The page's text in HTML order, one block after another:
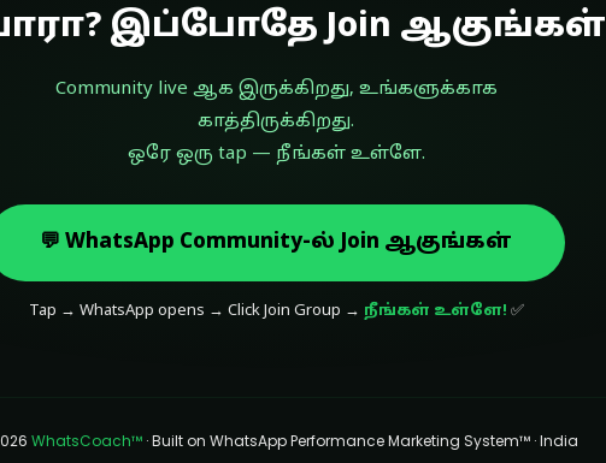
இப்போதே Join ஆகுங்கள்
Community live ஆக இருக்கிறது, உங்களுக்காக
காத்திருக்கிறது.
ஒரே ஒரு tap — நீங்கள் உள்ளே.
💬 WhatsApp Community-ல் Join ஆகுங்கள்
Tap → WhatsApp opens → Click Join Group → நீங்கள் உள்ளே! ✅
WhatsCoach™· Built on WhatsApp Performance Marketing System™ · India